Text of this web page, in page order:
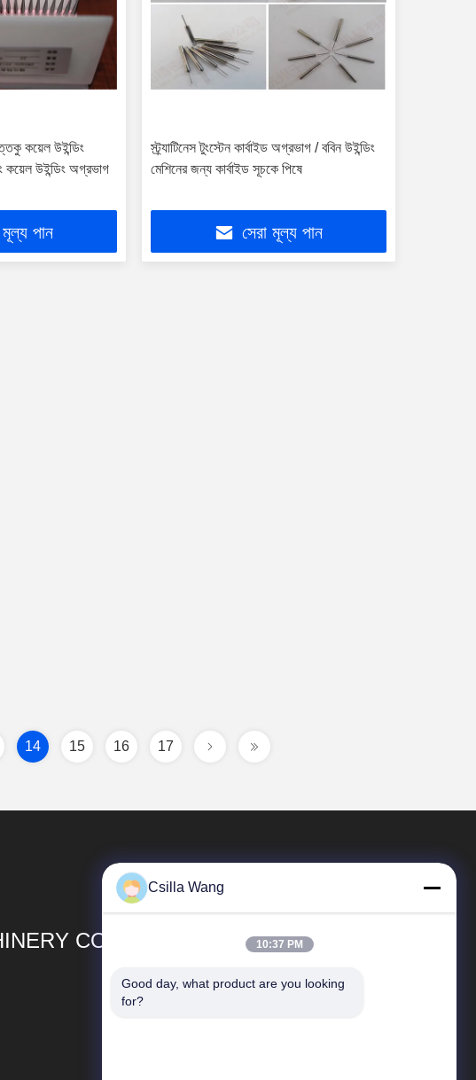
কয়েল উইন্ডিং
কয়েল উইন্ডিং অগ্রভাগ
মূল্য পান
স্ট্র্যাটিনেস টুংস্টেন কার্বাইড অগ্রভাগ / ববিন উইন্ডিং
মেশিনের জন্য কার্বাইড সূচকে পিষে
সেরা মূল্য পান
14 15 16 17
CO.,LTD
দ্রুত লিঙ্ক
Csilla Wang
10:37 PM
Good day, what product are you looking
for?